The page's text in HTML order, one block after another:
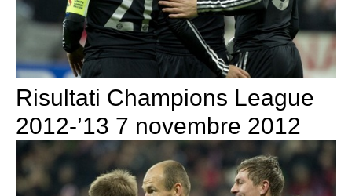
Risultati Champions League
2012-’13 7 novembre 2012